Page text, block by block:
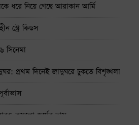
ধরে নিয়ে গেছে আরাকান আর্মি
স্ট্রে কিডস
সিনেমা
প্রথম দিনেই জাদুঘরে ঢুকতে বিশৃঙ্খলা
কমলো স্বর্ণের দাম